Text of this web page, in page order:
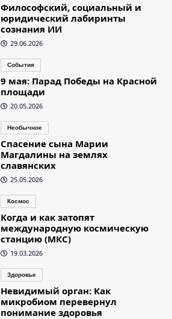
Философский, социальный и
юридический лабиринты
сознания ИИ
29.06.2026
События
9 мая: Парад Победы на Красной
площади
20.05.2026
Необычное
Спасение сына Марии
Магдалины на землях
славянских
25.05.2026
Космос
Когда и как затопят
международную космическую
станцию (МКС)
19.03.2026
Здоровье
Невидимый орган: Как
микробиом перевернул
понимание здоровья